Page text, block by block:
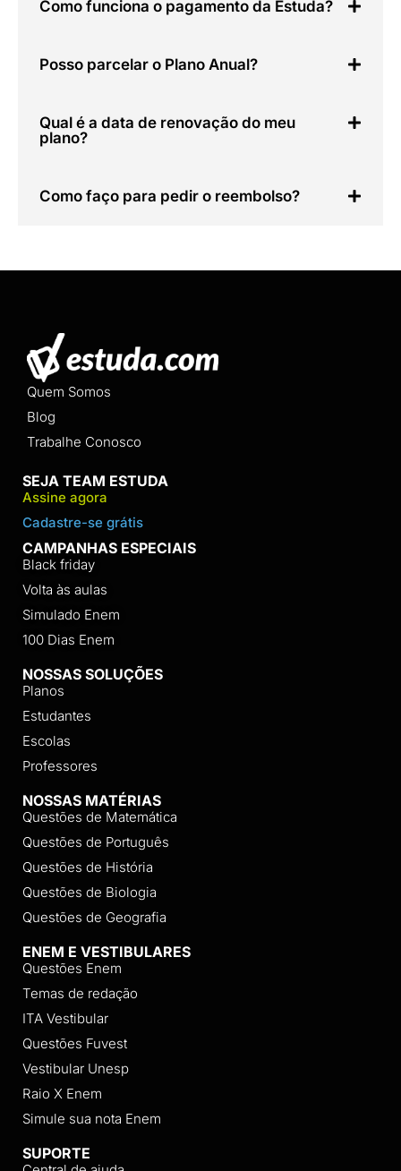
Como funciona o pagamento da Estuda?
Posso parcelar o Plano Anual?
Qual é a data de renovação do meu
plano?
Como faço para pedir o reembolso?
Quem Somos
Blog
Trabalhe Conosco
SEJA TEAM ESTUDA
Assine agora
Cadastre-se grátis
CAMPANHAS ESPECIAIS
Black friday
Volta às aulas
Simulado Enem
100 Dias Enem
NOSSAS SOLUÇÕES
Planos
Estudantes
Escolas
Professores
NOSSAS MATÉRIAS
Questões de Matemática
Questões de Português
Questões de História
Questões de Biologia
Questões de Geografia
ENEM E VESTIBULARES
Questões Enem
Temas de redação
ITA Vestibular
Questões Fuvest
Vestibular Unesp
Raio X Enem
Simule sua nota Enem
SUPORTE